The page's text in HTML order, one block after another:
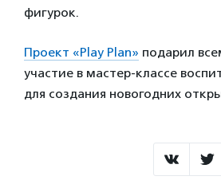
фигурок.
Проект «Play Plan» подарил
участие в мастер-классе
для создания новогодних